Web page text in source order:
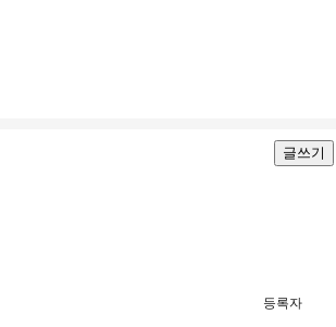
글쓰기
등록자